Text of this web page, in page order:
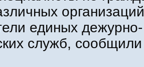
единых дежурно-
служб,